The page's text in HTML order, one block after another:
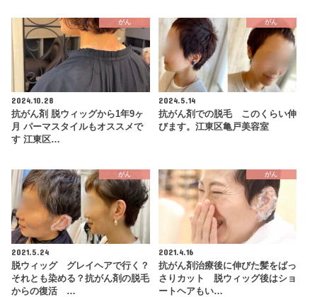
がん
2024.10.28
抗がん剤 脱ウィッグから1年9ヶ
月 パーマスタイルもオススメで
す 江東区…
がん
2024.5.14
抗がん剤での脱毛 このくらい伸
びます。江東区亀戸美容室
がん
2021.5.24
脱ウィッグ グレイヘアで行く？
それとも染める？抗がん剤の脱毛
からの復活 …
がん
2021.4.16
抗がん剤治療後に伸びた髪をばっ
さりカット 脱ウィッグ後はショ
ートヘアもい…